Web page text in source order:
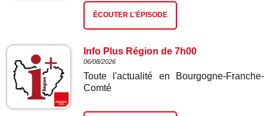
ÉCOUTER L'ÉPISODE
Info Plus Région de 7h00
06/08/2026
Toute l'actualité en Bourgogne-Franche-
Comté